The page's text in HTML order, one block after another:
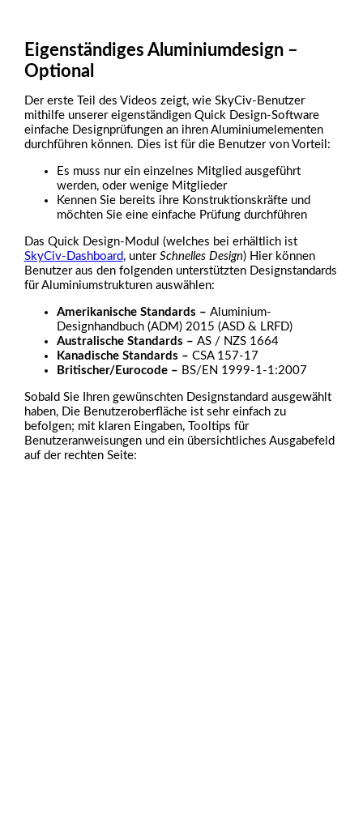
Eigenständiges Aluminiumdesign –
Optional
Der erste Teil des Videos zeigt, wie SkyCiv-Benutzer
mithilfe unserer eigenständigen Quick Design-Software
einfache Designprüfungen an ihren Aluminiumelementen
durchführen können. Dies ist für die Benutzer von Vorteil:
Es muss nur ein einzelnes Mitglied ausgeführt
werden, oder wenige Mitglieder
Kennen Sie bereits ihre Konstruktionskräfte und
möchten Sie eine einfache Prüfung durchführen
Das Quick Design-Modul (welches bei erhältlich ist
SkyCiv-Dashboard , unter Schnelles Design) Hier können
Benutzer aus den folgenden unterstützten Designstandards
für Aluminiumstrukturen auswählen:
Amerikanische Standards – Aluminium-
Designhandbuch (ADM) 2015 (ASD & LRFD)
Australische Standards – AS / NZS 1664
Kanadische Standards – CSA 157-17
Britischer/Eurocode – BS/EN 1999-1-1:2007
Sobald Sie Ihren gewünschten Designstandard ausgewählt
haben, Die Benutzeroberfläche ist sehr einfach zu
befolgen; mit klaren Eingaben, Tooltips für
Benutzeranweisungen und ein übersichtliches Ausgabefeld
auf der rechten Seite: